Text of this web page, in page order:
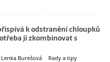
k odstranění chloupků
ji zkombinovat s
Lenka Burešová Rady a tipy